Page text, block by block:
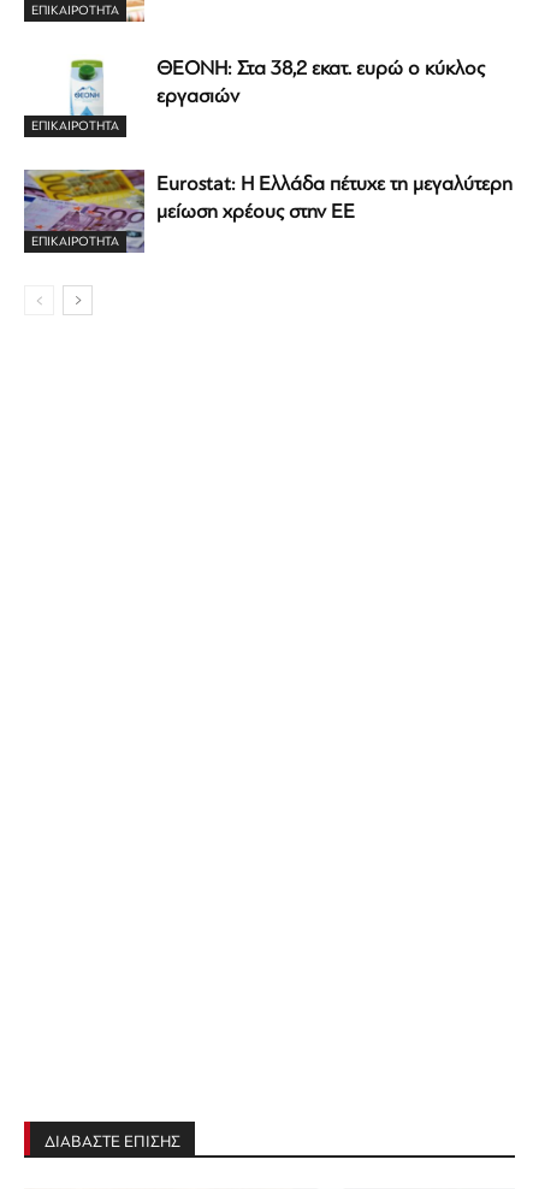
ΕΠΙΚΑΙΡΟΤΗΤΑ
ΕΠΙΚΑΙΡΟΤΗΤΑ
ΘΕΟΝΗ: Στα 38,2 εκατ. ευρώ ο κύκλος
εργασιών
ΕΠΙΚΑΙΡΟΤΗΤΑ
Eurostat: Η Ελλάδα πέτυχε τη μεγαλύτερη
μείωση χρέους στην ΕΕ
ΔΙΑΒΑΣΤΕ ΕΠΙΣΗΣ